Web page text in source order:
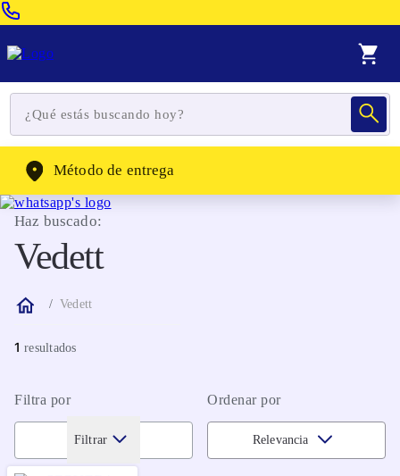
WhatsApp: (302) 262-4104
Método de entrega
Haz buscado:
Vedett
Vedett
1
Filtra por Ordenar por
Filtrar Relevancia